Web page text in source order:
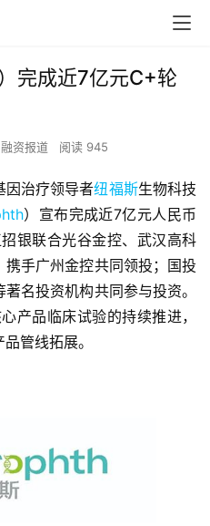
完成近7亿元C+轮
融资报道 阅读 945
因治疗领导者纽福斯生物科技
）宣布完成近7亿元人民币
银联合光谷金控、武汉高科
手广州金控共同领投；国投
名投资机构共同参与投资。
产品临床试验的持续推进，
管线拓展。